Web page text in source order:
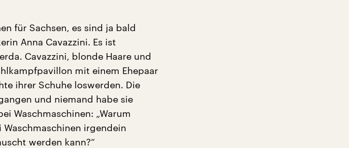
für Sachsen, es sind ja bald
Anna Cavazzini. Es ist
Cavazzini, blonde Haare und
mit einem Ehepaar
ihrer Schuhe loswerden. Die
und niemand habe sie
Waschmaschinen: „Warum
irgendein
werden kann?“